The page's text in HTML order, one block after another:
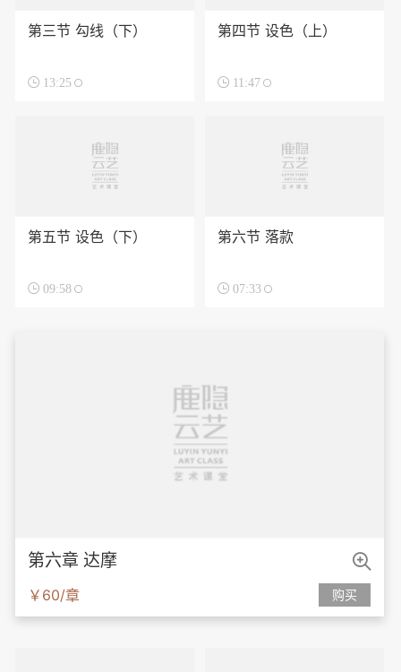
第三节 勾线（下）
 13:25
第四节 设色（上）
 11:47
第五节 设色（下）
 09:58
第六节 落款
 07:33
第六章 达摩
￥60/章 购买
